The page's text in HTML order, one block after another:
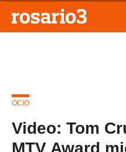
OCIO
Video: Tom
MTV Award